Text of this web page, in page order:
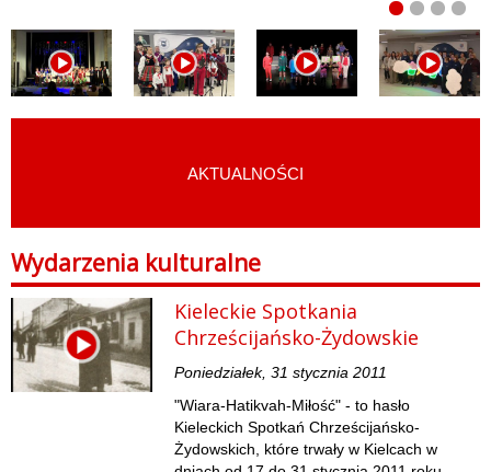
AKTUALNOŚCI
Wydarzenia kulturalne
Kieleckie Spotkania
Chrześcijańsko-Żydowskie
Poniedziałek, 31 stycznia 2011
"Wiara-Hatikvah-Miłość" - to hasło
Kieleckich Spotkań Chrześcijańsko-
Żydowskich, które trwały w Kielcach w